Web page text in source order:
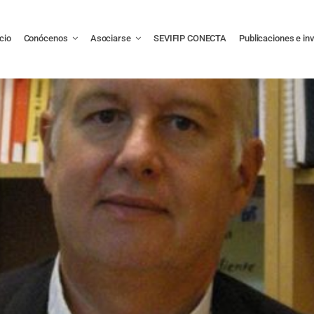
Conócenos Asociarse SEVIFIP CONECTA Publicaciones e